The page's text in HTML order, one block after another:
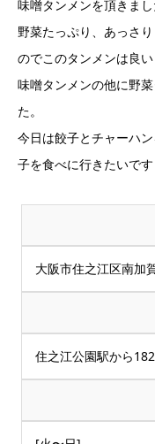
味噌タンメンを頂きまし
野菜たっぷり、あっさ
のでこのタンメンは良い
味噌タンメンの他に野
た。
今日は餃子とチャーハ
子を食べに行きたいです
大阪市住之江区南加
住之江公園駅から